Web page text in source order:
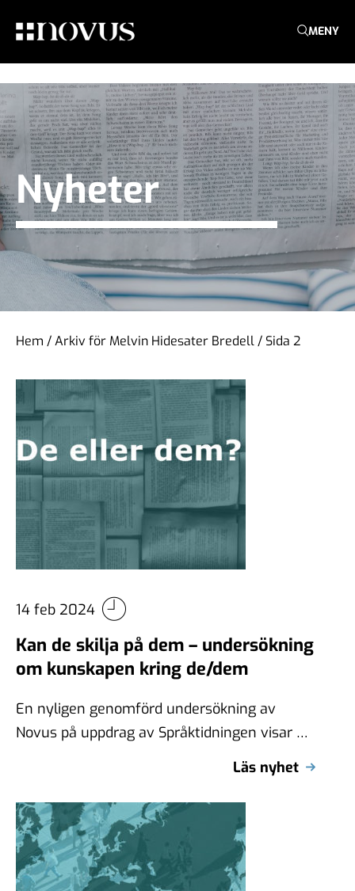
MENY
Nyheter
Hem /Arkiv för Melvin Hidesater Bredell/ Sida 2
14 feb 2024
Kan de skilja på dem – undersökning
om kunskapen kring de/dem
En nyligen genomförd undersökning av
Novus på uppdrag av Språktidningen visar att
Läs nyhet